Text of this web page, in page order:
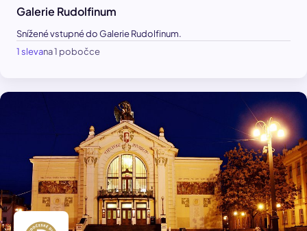
Galerie Rudolfinum
Snížené vstupné do Galerie Rudolfinum.
1 slevana 1 pobočce